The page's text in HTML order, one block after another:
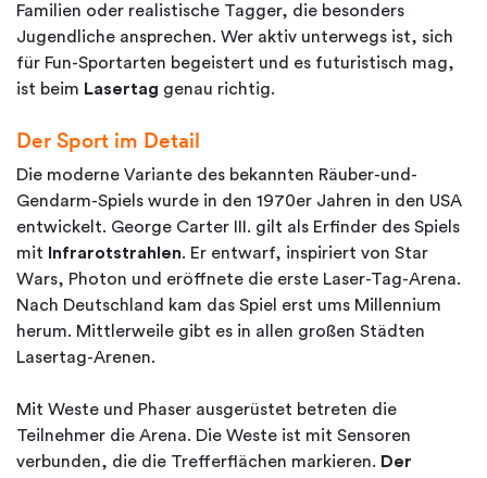
Familien oder realistische Tagger, die besonders
Jugendliche ansprechen. Wer aktiv unterwegs ist, sich
für Fun-Sportarten begeistert und es futuristisch mag,
ist beim Lasertag genau richtig.
Der Sport im Detail
Die moderne Variante des bekannten Räuber-und-
Gendarm-Spiels wurde in den 1970er Jahren in den USA
entwickelt. George Carter III. gilt als Erfinder des Spiels
mit
Infrarotstrahlen. Er entwarf, inspiriert von Star
Wars, Photon und eröffnete die erste Laser-Tag-Arena.
Nach Deutschland kam das Spiel erst ums Millennium
herum. Mittlerweile gibt es in allen großen Städten
Lasertag-Arenen.
Mit Weste und Phaser ausgerüstet betreten die
Teilnehmer die Arena. Die Weste ist mit Sensoren
verbunden, die die Trefferflächen markieren. Der